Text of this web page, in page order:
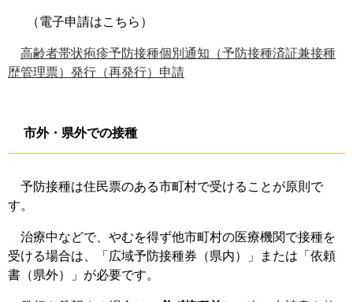
（電子申請はこちら）
高齢者帯状疱疹予防接種個別通知（予防接種済証兼接種
歴管理票）​発行（再発行）申請
市外・県外での接種
予防接種は住民票のある市町村で受けることが原則で
す。
治療中などで、やむを得ず他市町村の医療機関で接種を
受ける場合は、「広域予防接種券（県内）」または「依頼
書（県外）」が必要です。